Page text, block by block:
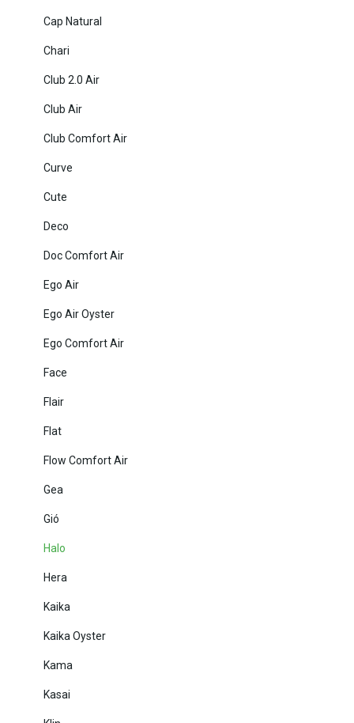
Cap Natural
Chari
Club 2.0 Air
Club Air
Club Comfort Air
Curve
Cute
Deco
Doc Comfort Air
Ego Air
Ego Air Oyster
Ego Comfort Air
Face
Flair
Flat
Flow Comfort Air
Gea
Gió
Halo
Hera
Kaika
Kaika Oyster
Kama
Kasai